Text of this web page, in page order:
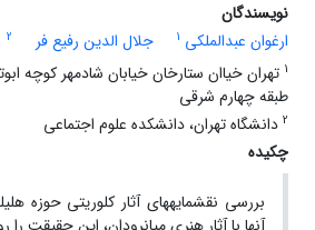
نویسندگان
ارغوان عبدالملکی 1 جلال الدین رفیع فر
2
1
طبقه چهارم شرقی
2 دانشگاه تهران، دانشکده علوم اجتماعی
چکیده
بررسی نقشمایه­های آثار کلوریتی حوزه